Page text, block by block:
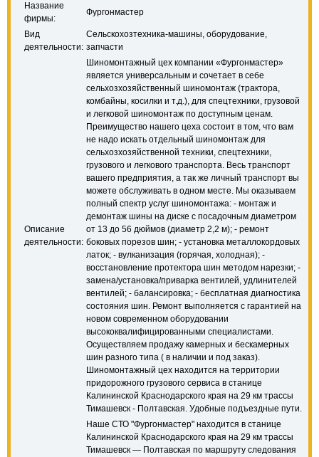
Название
фирмы:
Фургонмастер
Вид
деятельности:
Сельскохозтехника-машины, оборудование,
запчасти
Описание
деятельности:
Шиномонтажный цех компании «Фургонмастер»
является универсальным и сочетает в себе
сельхозхозяйственный шиномонтаж (трактора,
комбайны, косилки и т.д.), для спецтехники, грузовой
и легковой шиномонтаж по доступным ценам.
Преимущество нашего цеха состоит в том, что вам
не надо искать отдельный шиномонтаж для
сельхозхозяйственной техники, спецтехники,
грузового и легкового транспорта. Весь транспорт
вашего предприятия, а так же личный транспорт вы
можете обслуживать в одном месте. Мы оказываем
полный спектр услуг шиномонтажа: - монтаж и
демонтаж шины на диске с посадочным диаметром
от 13 до 56 дюймов (диаметр 2,2 м); - ремонт
боковых порезов шин; - установка металлокордовых
латок; - вулканизация (горячая, холодная); -
восстановление протектора шин методом нарезки; -
замена/установка/приварка вентилей, удлинителей
вентилей; - балансировка; - бесплатная диагностика
состояния шин. Ремонт выполняется с гарантией на
новом современном оборудовании
высококвалифицированными специалистами.
Осуществляем продажу камерных и бескамерных
шин разного типа ( в наличии и под заказ).
Шиномонтажный цех находится на территории
придорожного грузового сервиса в станице
Калининской Краснодарского края на 29 км трассы
Тимашевск - Полтавская. Удобные подъездные пути.
Наше СТО "Фургонмастер" находится в станице
Калининской Краснодарского края на 29 км трассы
Тимашевск — Полтавская по маршруту следования